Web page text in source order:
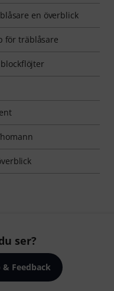
en överblick
för träblåsare
ser?
& Feedback